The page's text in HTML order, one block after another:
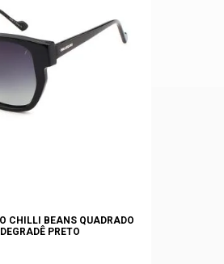
CHILLI BEANS QUADRADO
PRETO